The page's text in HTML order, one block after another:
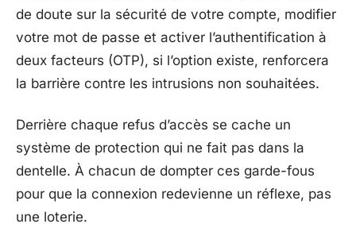
de doute sur la sécurité de votre compte, modifier
votre mot de passe et activer l’authentification à
deux facteurs (OTP), si l’option existe, renforcera
la barrière contre les intrusions non souhaitées.
Derrière chaque refus d’accès se cache un
système de protection qui ne fait pas dans la
dentelle. À chacun de dompter ces garde-fous
pour que la connexion redevienne un réflexe, pas
une loterie.